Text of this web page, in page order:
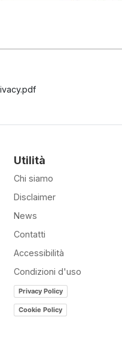
Utilità
Chi siamo
Disclaimer
News
Contatti
Accessibilità
Condizioni d'uso
Privacy Policy
Cookie Policy